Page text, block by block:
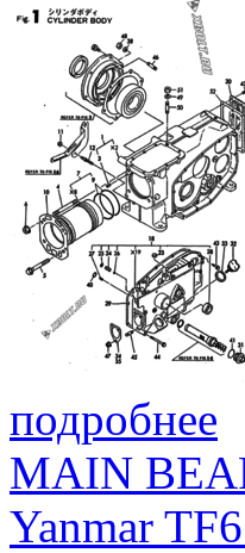
подробнее
MAIN
Yanmar